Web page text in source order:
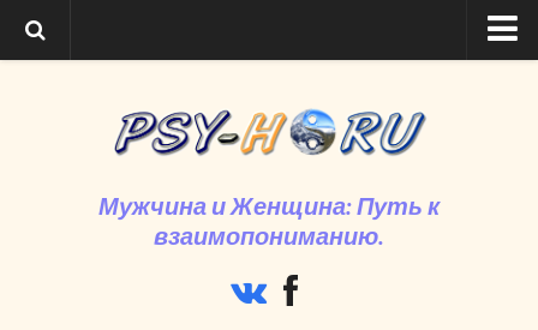
Программа
Время и место проведения
Мужчина и Женщина: Путь к
взаимопониманию.